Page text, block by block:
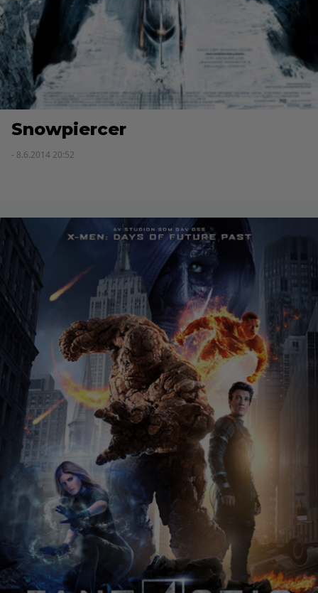
Snowpiercer
- 8.6.2014 20:52